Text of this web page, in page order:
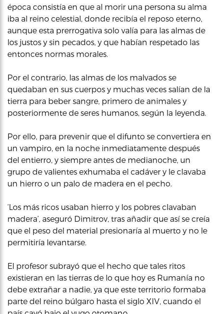
época consistía en que al morir una persona su alma
iba al reino celestial, donde recibía el reposo eterno,
aunque esta prerrogativa solo valía para las almas de
los justos y sin pecados, y que habían respetado las
entonces normas morales.
Por el contrario, las almas de los malvados se
quedaban en sus cuerpos y muchas veces salían de la
tierra para beber sangre, primero de animales y
posteriormente de seres humanos, según la leyenda.
Por ello, para prevenir que el difunto se convertiera en
un vampiro, en la noche inmediatamente después
del entierro, y siempre antes de medianoche, un
grupo de valientes exhumaba el cadáver y le clavaba
un hierro o un palo de madera en el pecho.
‘Los más ricos usaban hierro y los pobres clavaban
madera’, aseguró Dimitrov, tras añadir que así se creía
que el peso del material presionaría al muerto y no le
permitiría levantarse.
El profesor subrayó que el hecho que tales ritos
existieran en las tierras de lo que hoy es Rumanía no
debe extrañar a nadie, ya que este territorio formaba
parte del reino búlgaro hasta el siglo XIV, cuando el